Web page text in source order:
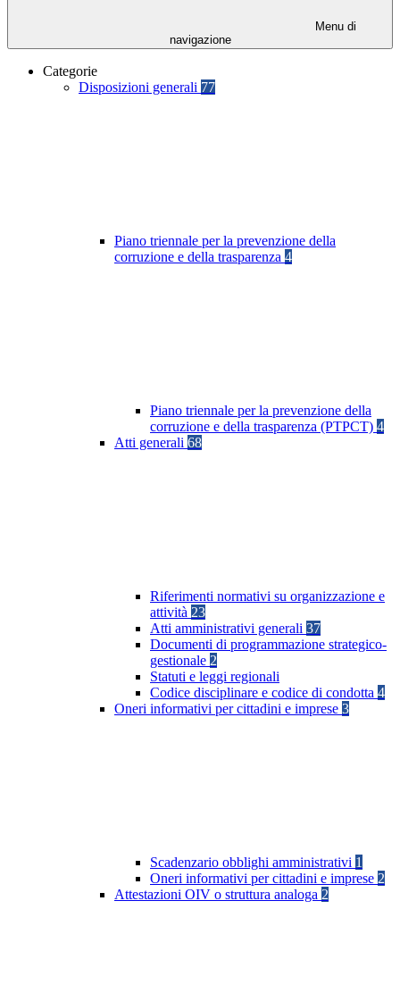
Menu di
navigazione
Categorie
Disposizioni generali 77
Piano triennale per la prevenzione della
corruzione e della trasparenza 4
Piano triennale per la prevenzione della
corruzione e della trasparenza (PTPCT) 4
Atti generali 68
Riferimenti normativi su organizzazione e
attività 23
Atti amministrativi generali 37
Documenti di programmazione strategico-
gestionale 2
Statuti e leggi regionali
Codice disciplinare e codice di condotta 4
Oneri informativi per cittadini e imprese 3
Scadenzario obblighi amministrativi 1
Oneri informativi per cittadini e imprese 2
Attestazioni OIV o struttura analoga 2